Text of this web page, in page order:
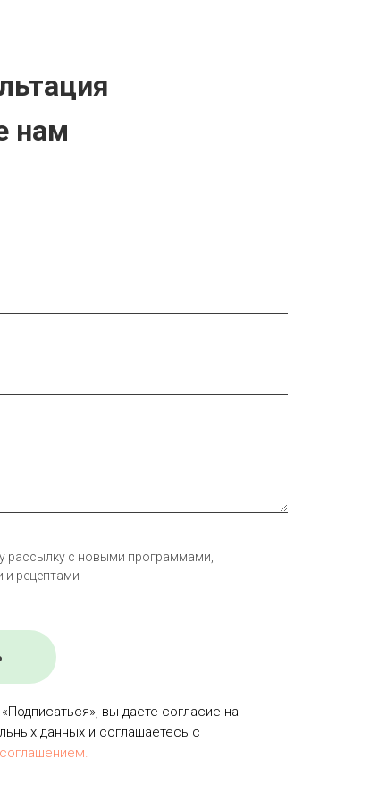
нам
рассылку с новыми программами,
и рецептами
вы даете согласие на
данных и соглашаетесь с